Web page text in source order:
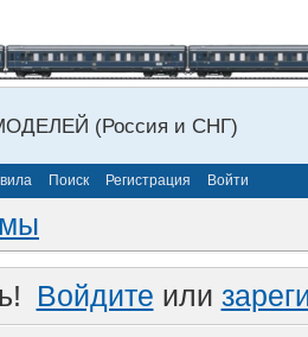
(Россия и СНГ)
Поиск Регистрация Войти
Войдите или